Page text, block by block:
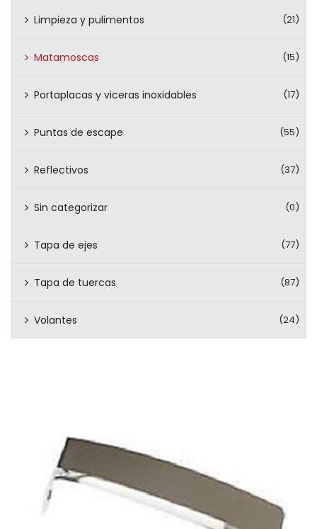
Limpieza y pulimentos (21)
Matamoscas (15)
Portaplacas y viceras inoxidables (17)
Puntas de escape (55)
Reflectivos (37)
Sin categorizar (0)
Tapa de ejes (77)
Tapa de tuercas (87)
Volantes (24)